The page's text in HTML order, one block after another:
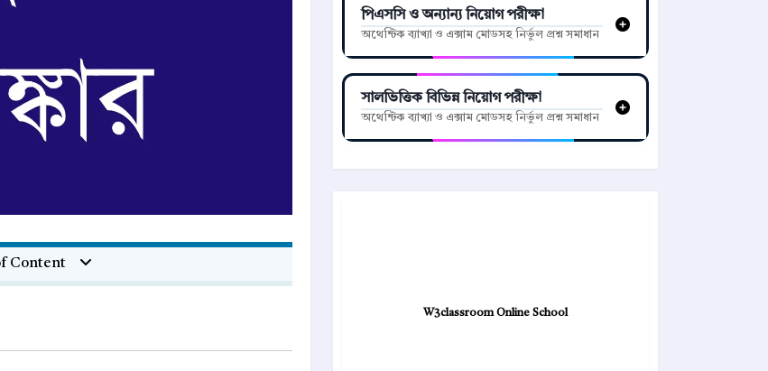
Content
পিএসসি ও অন্যান্য নিয়োগ পরীক্ষা
অথেন্টিক ব্যাখ্যা ও এক্সাম মোডসহ নির্ভুল প্রশ্ন সমাধান
সালভিত্তিক বিভিন্ন নিয়োগ পরীক্ষা
অথেন্টিক ব্যাখ্যা ও এক্সাম মোডসহ নির্ভুল প্রশ্ন সমাধান
W3classroom Online School